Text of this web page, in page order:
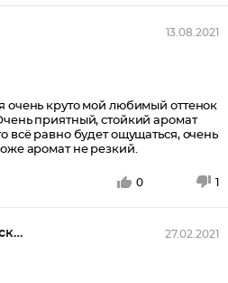
13.08.2021
очень круто мой любимый оттенок
приятный, стойкий аромат
всё равно будет ощущаться, очень
аромат не резкий.
0 1
Лорик, Кузьмоловский 27.02.2021